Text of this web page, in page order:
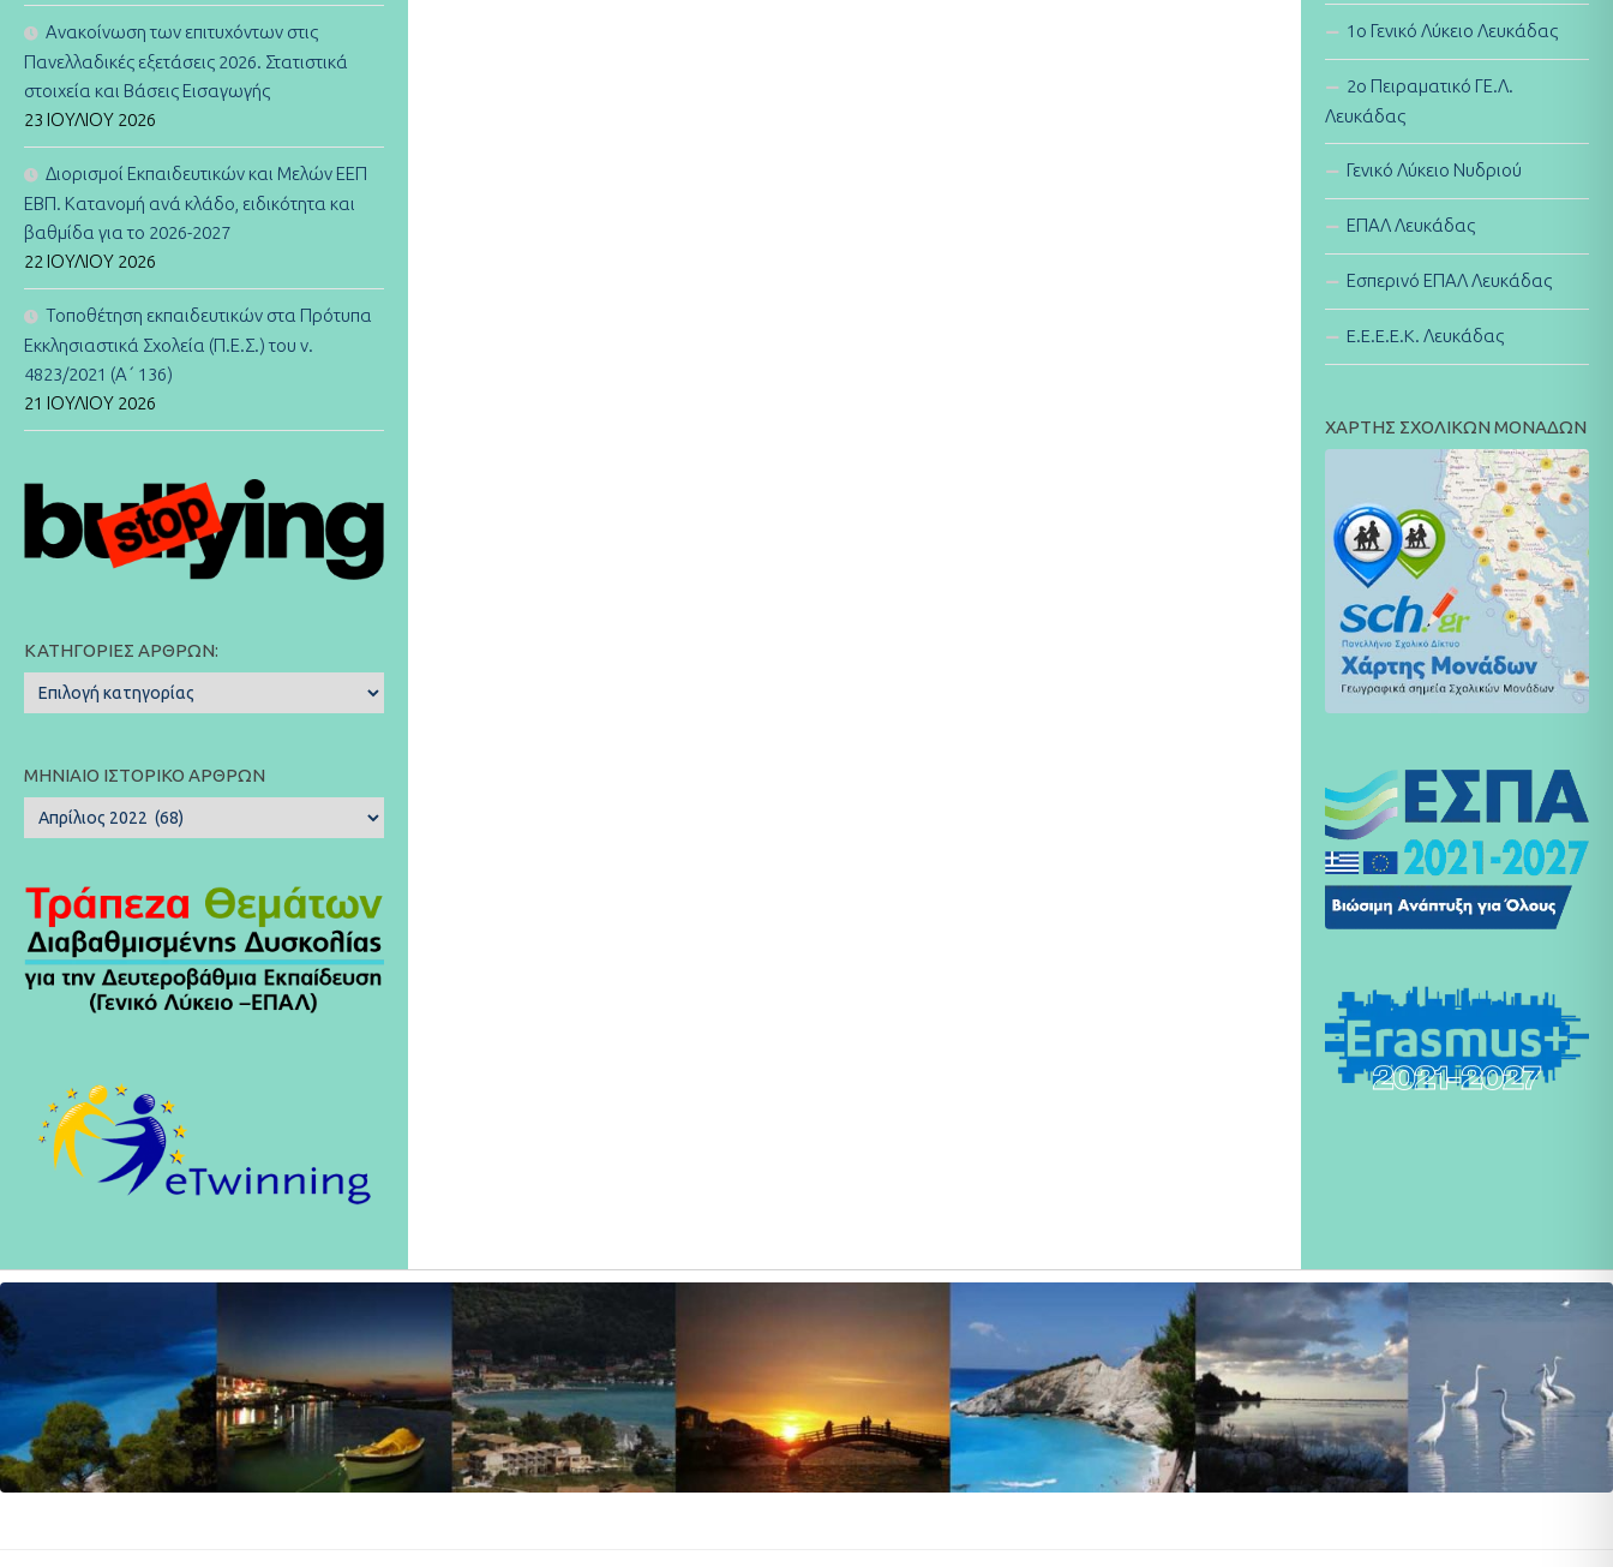
Ανακοίνωση των επιτυχόντων στις
Πανελλαδικές εξετάσεις 2026. Στατιστικά
στοιχεία και Βάσεις Εισαγωγής
23 ΙΟΥΛΊΟΥ 2026
Διορισμοί Εκπαιδευτικών και Μελών ΕΕΠ
ΕΒΠ. Κατανομή ανά κλάδο, ειδικότητα και
βαθμίδα για το 2026-2027
22 ΙΟΥΛΊΟΥ 2026
Τοποθέτηση εκπαιδευτικών στα Πρότυπα
Εκκλησιαστικά Σχολεία (Π.Ε.Σ.) του ν.
4823/2021 (Α΄ 136)
21 ΙΟΥΛΊΟΥ 2026
ΚΑΤΗΓΟΡΊΕΣ ΆΡΘΡΩΝ:
Κατηγορίες
Άρθρων:
ΜΗΝΙΑΊΟ ΙΣΤΟΡΙΚΌ ΆΡΘΡΩΝ
Μηνιαίο
Ιστορικό
1ο Γενικό Λύκειο Λευκάδας
2ο Πειραματικό ΓΕ.Λ.
Λευκάδας
Γενικό Λύκειο Νυδριού
ΕΠΑΛ Λευκάδας
Εσπερινό ΕΠΑΛ Λευκάδας
E.E.E.E.K. Λευκάδας
ΧΑΡΤΗΣ ΣΧΟΛΙΚΩΝ ΜΟΝΑΔΩΝ